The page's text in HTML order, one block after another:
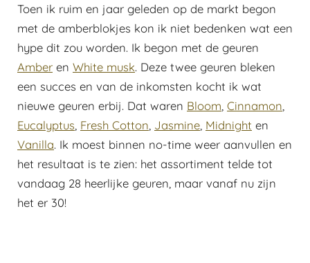
Toen ik ruim en jaar geleden op de markt begon
met de amberblokjes kon ik niet bedenken wat een
hype dit zou worden. Ik begon met de geuren
Amber en White musk. Deze twee geuren bleken
een succes en van de inkomsten kocht ik wat
nieuwe geuren erbij. Dat waren Bloom Cinnamon
Eucalyptus Fresh Cotton Jasmine Midnight en
Vanilla. Ik moest binnen no-time weer aanvullen en
het resultaat is te zien: het assortiment telde tot
vandaag 28 heerlijke geuren, maar vanaf nu zijn
het er 30!